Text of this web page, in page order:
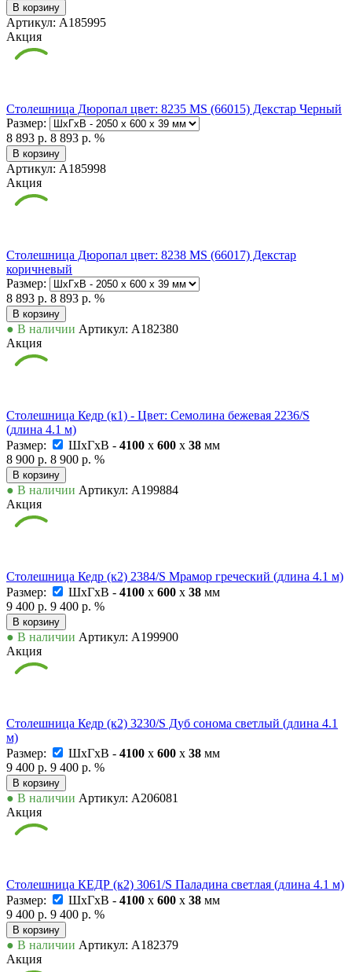
В корзину
Артикул: А185995
Акция
Столешница Дюропал цвет: 8235 MS (66015) Декстар Черный
Размер:
8 893 р. 8 893 р. %
В корзину
Артикул: А185998
Акция
Столешница Дюропал цвет: 8238 MS (66017) Декстар
коричневый
Размер:
8 893 р. 8 893 р. %
В корзину
● В наличии Артикул: А182380
Акция
Столешница Кедр (к1) - Цвет: Семолина бежевая 2236/S
(длина 4.1 м)
Размер:
ШxГxВ - 4100 x 600 x 38 мм
8 900 р. 8 900 р. %
В корзину
● В наличии Артикул: А199884
Акция
Столешница Кедр (к2) 2384/S Мрамор греческий (длина 4.1 м)
Размер:
ШxГxВ - 4100 x 600 x 38 мм
9 400 р. 9 400 р. %
В корзину
● В наличии Артикул: А199900
Акция
Столешница Кедр (к2) 3230/S Дуб сонома светлый (длина 4.1
м)
Размер:
ШxГxВ - 4100 x 600 x 38 мм
9 400 р. 9 400 р. %
В корзину
● В наличии Артикул: А206081
Акция
Столешница КЕДР (к2) 3061/S Паладина светлая (длина 4.1 м)
Размер:
ШxГxВ - 4100 x 600 x 38 мм
9 400 р. 9 400 р. %
В корзину
● В наличии Артикул: А182379
Акция